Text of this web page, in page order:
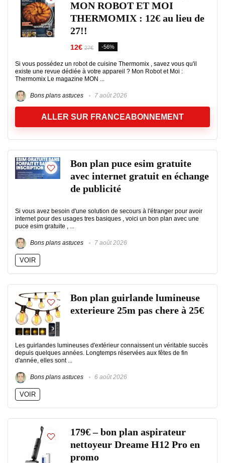
MON ROBOT ET MOI
THERMOMIX : 12€ au lieu de
27!!
12€ 27€ -56%
Si vous possédez un robot de cuisine Thermomix , savez vous qu'il
existe une revue dédiée à votre appareil ? Mon Robot et Moi :
Thermomix Le magazine MON ...
Bons plans astuces 7 août 2026
ALLER SUR FRANCEABONNEMENT
Bon plan puce esim gratuite
avec internet gratuit en échange
de publicité
Si vous avez besoin d'une solution de secours à l'étranger pour avoir
internet pour des usages tres basiques , voici un bon plan avec une
puce esim gratuite , ...
Bons plans astuces 7 août 2026
VOIR
Bon plan guirlande lumineuse
exterieure 25m pas chere à 25€
Les guirlandes lumineuses d'extérieur connaissent un véritable succès
depuis quelques années. Longtemps réservées aux fêtes de fin
d'année, elles sont ...
Bons plans astuces 6 août 2026
VOIR
179€ – bon plan aspirateur
nettoyeur Dreame H12 Pro en
promo